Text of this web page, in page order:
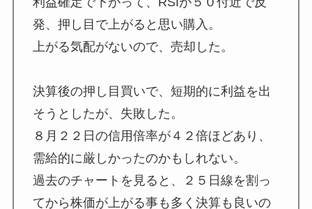
発、押し目で上がると思い購入。
上がる気配がないので、売却した。
決算後の押し目買いで、短期的に利益を出
そうとしたが、失敗した。
８月２２日の信用倍率が４２倍ほどあり、
需給的に厳しかったのかもしれない。
過去のチャートを見ると、２５日線を割っ
てから株価が上がる事も多く決算も良いの